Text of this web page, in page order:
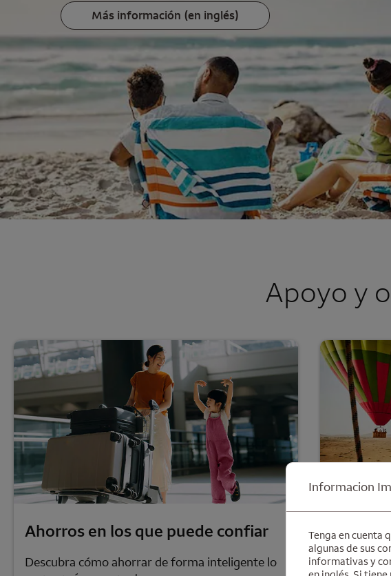
Más información (en inglés)
Apoyo y
Ahorros en los que puede confiar
Descubra cómo ahorrar de forma inteligente lo
Lleve un
Informacion
Tenga en cuenta
algunas de sus
informativas y